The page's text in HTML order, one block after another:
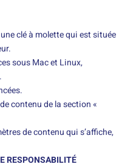
clé à molette qui est située
sous Mac et Linux,
contenu de la section «
de contenu qui s’affiche,
RESPONSABILITÉ